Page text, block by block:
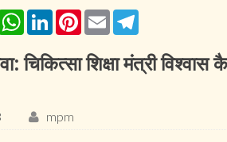
WhatsApp
LinkedInPinterest
Email
चिकित्सा शिक्षा मंत्री
mpm